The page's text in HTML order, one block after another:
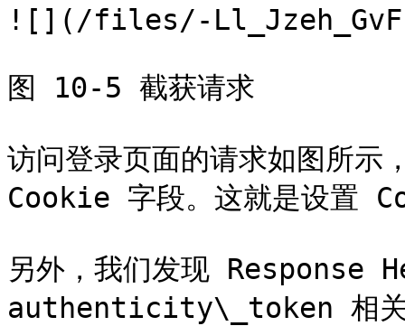
![](/files/-
图 10-5 截获请求
访问登录页面的请求如图所
Cookie 字段。这就是设置
另外，我们发现 Response
authenticity\_token 相关